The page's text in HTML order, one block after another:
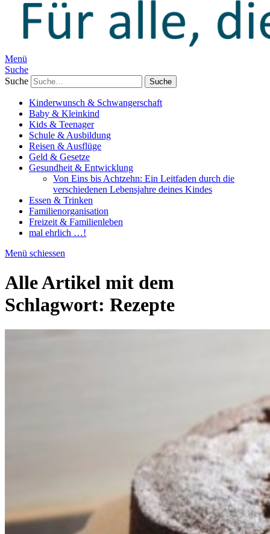
Menü
Suche
Suche
Kinderwunsch & Schwangerschaft
Baby & Kleinkind
Kids & Teenager
Schule & Ausbildung
Reisen & Ausflüge
Geld & Gesetze
Gesundheit & Entwicklung
Von Eins bis Achtzehn: Ein Leitfaden durch die
verschiedenen Lebensjahre deines Kindes
Essen & Trinken
Familienorganisation
Freizeit & Familienleben
mal ehrlich …!
Menü schiessen
Alle Artikel mit dem
Schlagwort: Rezepte